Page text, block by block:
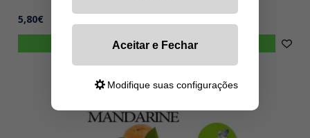
comprar
5,80€
Aceitar e Fechar
Modifique suas configurações